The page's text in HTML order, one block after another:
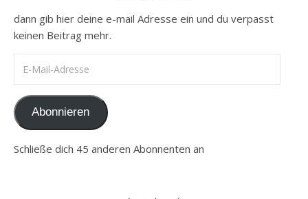
dann gib hier deine e-mail Adresse ein und du verpasst
keinen Beitrag mehr.
Abonnieren
Schließe dich 45 anderen Abonnenten an